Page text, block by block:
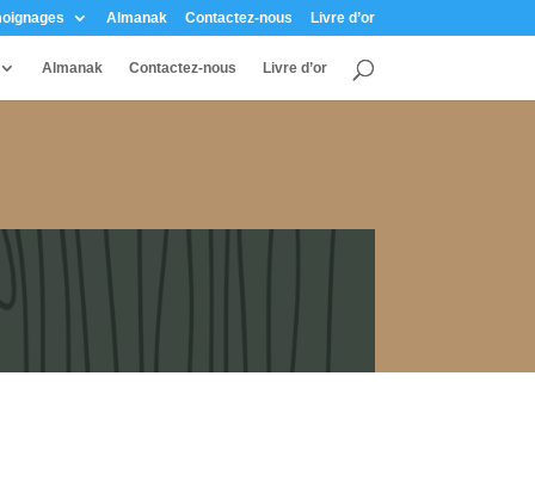
Almanak Contactez-nous Livre d’or
Almanak Contactez-nous Livre d’or